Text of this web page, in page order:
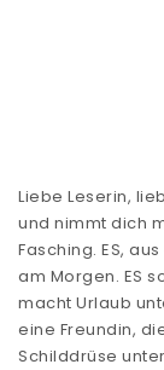
Liebe Leserin,
und nimmt dich
Fasching. ES,
am Morgen. ES
macht Urlaub
eine Freundin,
Schilddrüse